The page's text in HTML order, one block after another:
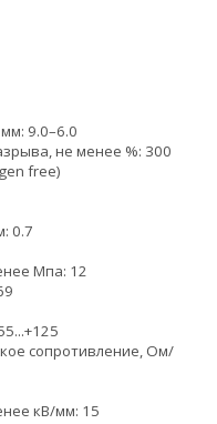
9.0–6.0
не менее %: 300
free)
0.7
Мпа: 12
сопротивление, Ом/
кВ/мм: 15